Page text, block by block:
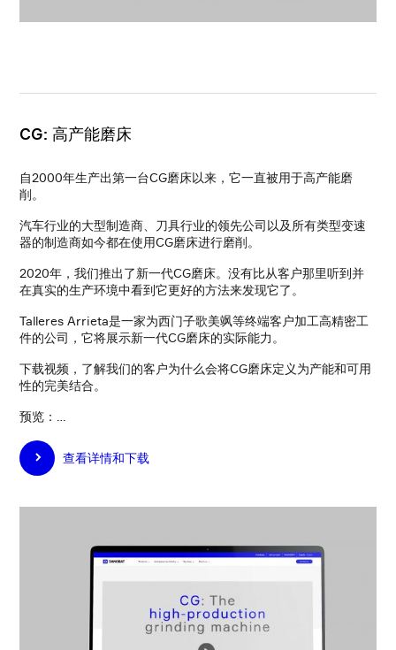
CG: 高产能磨床
自2000年生产出第一台CG磨床以来，它一直被用于高产能磨
削。
汽车行业的大型制造商、刀具行业的领先公司以及所有类型变速
器的制造商如今都在使用CG磨床进行磨削。
2020年，我们推出了新一代CG磨床。没有比从客户那里听到并
在真实的生产环境中看到它更好的方法来发现它了。
Talleres Arrieta是一家为西门子歌美飒等终端客户加工高精密工
件的公司，它将展示新一代CG磨床的实际能力。
下载视频，了解我们的客户为什么会将CG磨床定义为产能和可用
性的完美结合。
预览：…
查看详情和下载